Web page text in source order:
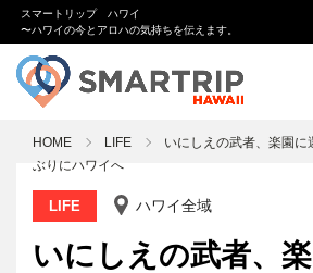
スマートリップ ハワイ
〜ハワイの今とアロハの気持ちを伝えます。
HOME LIFE
いにしえの武者、楽園
ぶりにハワイへ
LIFE ハワイ全域
いにしえの武者、